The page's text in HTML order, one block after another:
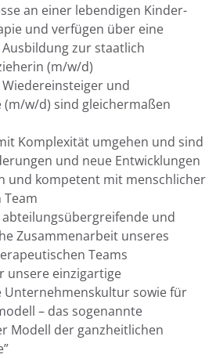
an einer lebendigen Kinder-
und verfügen über eine
zur staatlich
(m/w/d)
und
(m/w/d) sind gleichermaßen
Komplexität umgehen und sind
und neue Entwicklungen
und kompetent mit menschlicher
abteilungsübergreifende und
Zusammenarbeit unseres
Teams
unsere einzigartige
sowie für
– das sogenannte
Modell der ganzheitlichen